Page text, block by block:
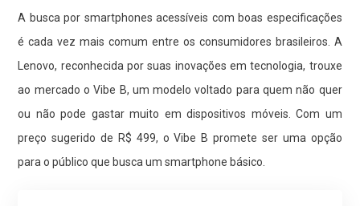
A busca por smartphones acessíveis com boas especificações
é cada vez mais comum entre os consumidores brasileiros. A
Lenovo, reconhecida por suas inovações em tecnologia, trouxe
ao mercado o Vibe B, um modelo voltado para quem não quer
ou não pode gastar muito em dispositivos móveis. Com um
preço sugerido de R$ 499, o Vibe B promete ser uma opção
para o público que busca um smartphone básico.